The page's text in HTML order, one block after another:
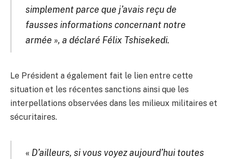
simplement parce que j’avais reçu de
fausses informations concernant notre
armée », a déclaré Félix Tshisekedi.
Le Président a également fait le lien entre cette
situation et les récentes sanctions ainsi que les
interpellations observées dans les milieux militaires et
sécuritaires.
« D’ailleurs, si vous voyez aujourd’hui toutes